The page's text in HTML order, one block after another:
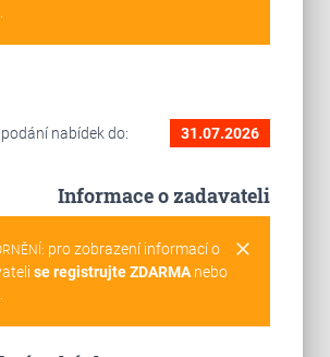
nabídek do: 31.07.2026
Informace o zadavateli
clear
pro zobrazení informací o
se registrujte ZDARMAnebo